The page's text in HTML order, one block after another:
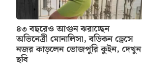
৪৩ বছরেও আগুন ঝরাচ্ছেন
অভিনেত্রী মোনালিসা, বডিকন ড্রেসে
নজর কাড়লেন ভোজপুরি কুইন, দেখুন
ছবি